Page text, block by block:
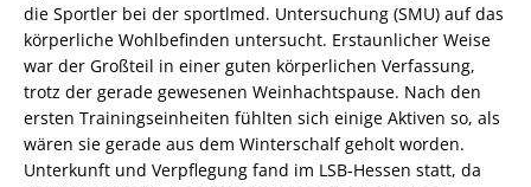
die Sportler bei der sportlmed. Untersuchung (SMU) auf das
körperliche Wohlbefinden untersucht. Erstaunlicher Weise
war der Großteil in einer guten körperlichen Verfassung,
trotz der gerade gewesenen Weinhachtspause. Nach den
ersten Trainingseinheiten fühlten sich einige Aktiven so, als
wären sie gerade aus dem Winterschalf geholt worden.
Unterkunft und Verpflegung fand im LSB-Hessen statt, da